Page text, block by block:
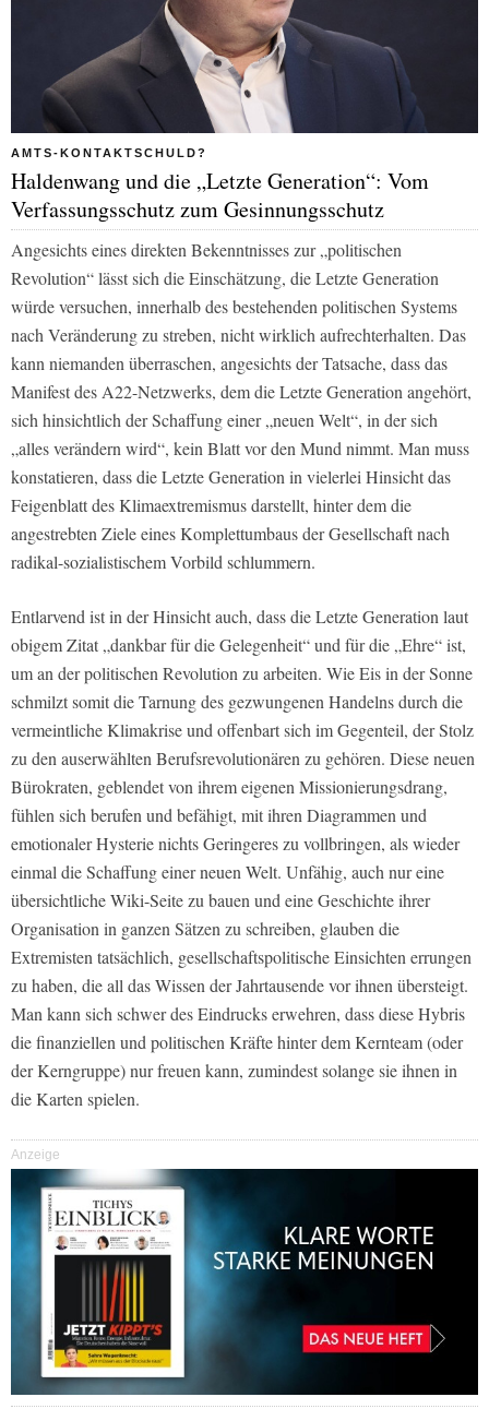
AMTS-KONTAKTSCHULD?
Haldenwang und die „Letzte Generation“: Vom
Verfassungsschutz zum Gesinnungsschutz
Angesichts eines direkten Bekenntnisses zur „politischen
Revolution“ lässt sich die Einschätzung, die Letzte Generation
würde versuchen, innerhalb des bestehenden politischen Systems
nach Veränderung zu streben, nicht wirklich aufrechterhalten. Das
kann niemanden überraschen, angesichts der Tatsache, dass das
Manifest des A22-Netzwerks, dem die Letzte Generation angehört,
sich hinsichtlich der Schaffung einer „neuen Welt“, in der sich
„alles verändern wird“, kein Blatt vor den Mund nimmt. Man muss
konstatieren, dass die Letzte Generation in vielerlei Hinsicht das
Feigenblatt des Klimaextremismus darstellt, hinter dem die
angestrebten Ziele eines Komplettumbaus der Gesellschaft nach
radikal-sozialistischem Vorbild schlummern.
Entlarvend ist in der Hinsicht auch, dass die Letzte Generation laut
obigem Zitat „dankbar für die Gelegenheit“ und für die „Ehre“ ist,
um an der politischen Revolution zu arbeiten. Wie Eis in der Sonne
schmilzt somit die Tarnung des gezwungenen Handelns durch die
vermeintliche Klimakrise und offenbart sich im Gegenteil, der Stolz
zu den auserwählten Berufsrevolutionären zu gehören. Diese neuen
Bürokraten, geblendet von ihrem eigenen Missionierungsdrang,
fühlen sich berufen und befähigt, mit ihren Diagrammen und
emotionaler Hysterie nichts Geringeres zu vollbringen, als wieder
einmal die Schaffung einer neuen Welt. Unfähig, auch nur eine
übersichtliche Wiki-Seite zu bauen und eine Geschichte ihrer
Organisation in ganzen Sätzen zu schreiben, glauben die
Extremisten tatsächlich, gesellschaftspolitische Einsichten errungen
zu haben, die all das Wissen der Jahrtausende vor ihnen übersteigt.
Man kann sich schwer des Eindrucks erwehren, dass diese Hybris
die finanziellen und politischen Kräfte hinter dem Kernteam (oder
der Kerngruppe) nur freuen kann, zumindest solange sie ihnen in
die Karten spielen.
Anzeige